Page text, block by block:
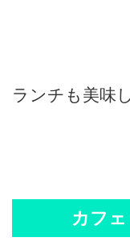
ランチも美味
カフ